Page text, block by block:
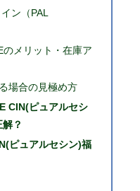
ン（PAL
メリット・在庫ア
場合の見極め方
CIN(ピュアルセシ
？
ピュアルセシン)福